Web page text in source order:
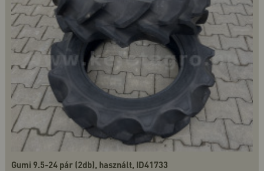
Gumi 9.5-24 pár (2db), használt, ID41733